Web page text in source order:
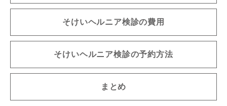
そけいヘルニア検診の費用
そけいヘルニア検診の予約方法
まとめ